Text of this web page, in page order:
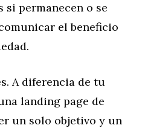
si permanecen o se
el beneficio
A diferencia de tu
landing page de
un solo objetivo y un